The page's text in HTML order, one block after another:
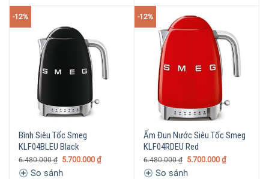
-12%
Bình Siêu Tốc Smeg
KLF04BLEU Black
6.480.000₫ 5.700.000 ₫
So sánh
-12%
Ấm Đun Nước Siêu Tốc Smeg
KLF04RDEU Red
6.480.000₫ 5.700.000 ₫
So sánh